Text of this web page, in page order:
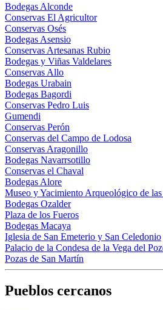
Bodegas Alconde
Conservas El Agricultor
Conservas Osés
Bodegas Asensio
Conservas Artesanas Rubio
Bodegas y Viñas Valdelares
Conservas Allo
Bodegas Urabain
Bodegas Bagordi
Conservas Pedro Luis
Gumendi
Conservas Perón
Conservas del Campo de Lodosa
Conservas Aragonillo
Bodegas Navarrsotillo
Conservas el Chaval
Bodegas Alore
Museo y Yacimiento Arqueológico de las
Bodegas Ozalder
Plaza de los Fueros
Bodegas Macaya
Iglesia de San Emeterio y San Celedonio
Palacio de la Condesa de la Vega del
Pozas de San Martín
Pueblos cercanos